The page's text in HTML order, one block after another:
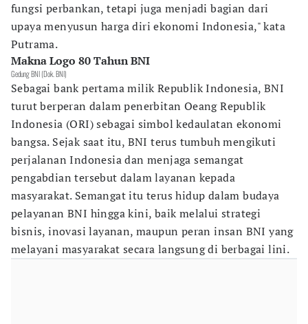
fungsi perbankan, tetapi juga menjadi bagian dari
upaya menyusun harga diri ekonomi Indonesia," kata
Putrama.
Makna Logo 80 Tahun BNI
Gedung BNI (Dok. BNI)
Sebagai bank pertama milik Republik Indonesia, BNI
turut berperan dalam penerbitan Oeang Republik
Indonesia (ORI) sebagai simbol kedaulatan ekonomi
bangsa. Sejak saat itu, BNI terus tumbuh mengikuti
perjalanan Indonesia dan menjaga semangat
pengabdian tersebut dalam layanan kepada
masyarakat. Semangat itu terus hidup dalam budaya
pelayanan BNI hingga kini, baik melalui strategi
bisnis, inovasi layanan, maupun peran insan BNI yang
melayani masyarakat secara langsung di berbagai lini.